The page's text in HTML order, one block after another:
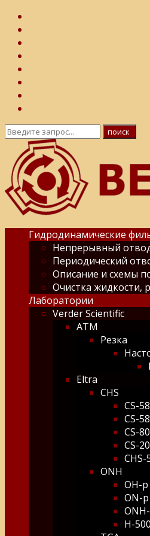
Гидродинамические
Непрерывный
Периодический
Описание и схемы
Очистка жидкости,
Лаборатории
Verder Scientific
ATM
Резка
Eltra
CHS
CS-
CS-
CS-
CS-
CHS-
ONH
OH-p
ON-p
H-500